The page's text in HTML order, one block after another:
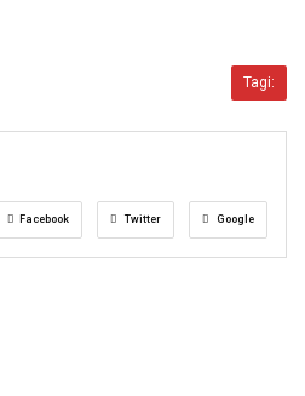
Tagi:
Facebook Twitter Google